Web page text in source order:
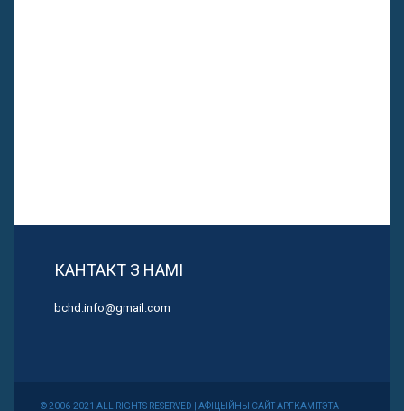
КАНТАКТ З НАМІ
bchd.info@gmail.com
© 2006-2021 ALL RIGHTS RESERVED | АФІЦЫЙНЫ САЙТ АРГКАМІТЭТА